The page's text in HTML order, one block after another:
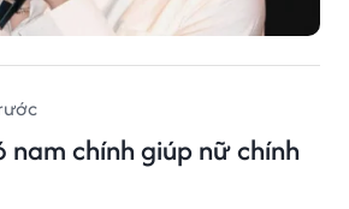
nam chính giúp nữ chính